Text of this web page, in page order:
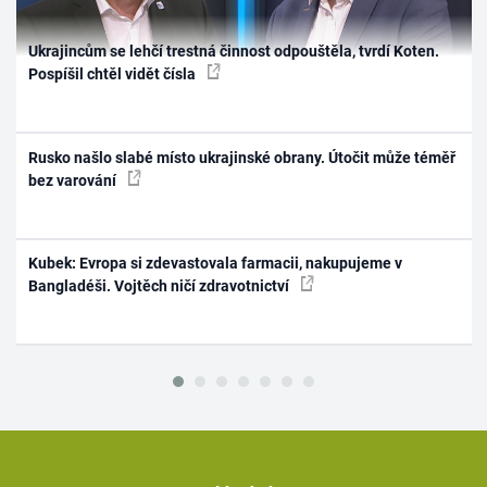
Ukrajincům se lehčí trestná činnost odpouštěla, tvrdí Koten.
Pospíšil chtěl vidět čísla
Rusko našlo slabé místo ukrajinské obrany. Útočit může téměř
bez varování
Kubek: Evropa si zdevastovala farmacii, nakupujeme v
Bangladéši. Vojtěch ničí zdravotnictví